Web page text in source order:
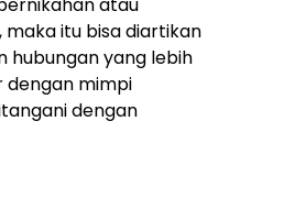
itu bisa diartikan
hubungan yang lebih
dengan mimpi
dengan